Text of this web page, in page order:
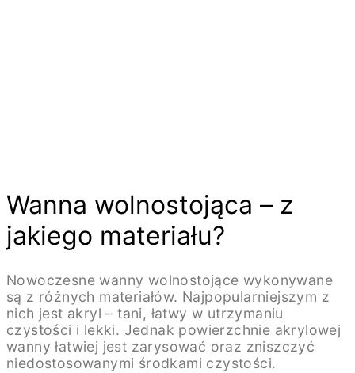
Wanna wolnostojąca – z
jakiego materiału?
Nowoczesne wanny wolnostojące wykonywane
są z różnych materiałów. Najpopularniejszym z
nich jest akryl – tani, łatwy w utrzymaniu
czystości i lekki. Jednak powierzchnie akrylowej
wanny łatwiej jest zarysować oraz zniszczyć
niedostosowanymi środkami czystości.